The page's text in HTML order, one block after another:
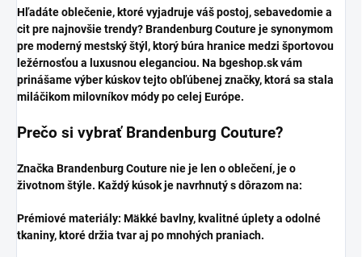
​Hľadáte oblečenie, ktoré vyjadruje váš postoj, sebavedomie a
cit pre najnovšie trendy? Brandenburg Couture je synonymom
pre moderný mestský štýl, ktorý búra hranice medzi športovou
ležérnosťou a luxusnou eleganciou. Na bgeshop.sk vám
prinášame výber kúskov tejto obľúbenej značky, ktorá sa stala
miláčikom milovníkov módy po celej Európe.
​Prečo si vybrať Brandenburg Couture?
​Značka Brandenburg Couture nie je len o oblečení, je o
životnom štýle. Každý kúsok je navrhnutý s dôrazom na:
​Prémiové materiály: Mäkké bavlny, kvalitné úplety a odolné
tkaniny, ktoré držia tvar aj po mnohých praniach.